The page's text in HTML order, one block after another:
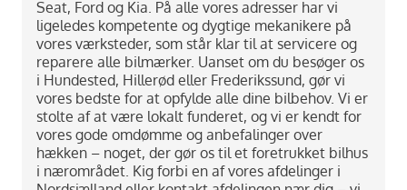
Seat, Ford og Kia. På alle vores adresser har vi
ligeledes kompetente og dygtige mekanikere på
vores værksteder, som står klar til at servicere og
reparere alle bilmærker. Uanset om du besøger os
i Hundested, Hillerød eller Frederikssund, gør vi
vores bedste for at opfylde alle dine bilbehov. Vi er
stolte af at være lokalt funderet, og vi er kendt for
vores gode omdømme og anbefalinger over
hækken – noget, der gør os til et foretrukket bilhus
i nærområdet. Kig forbi en af vores afdelinger i